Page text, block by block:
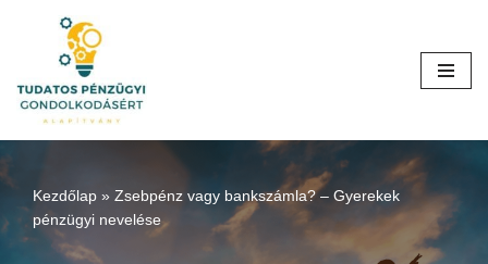
to
content
Kezdőlap » Zsebpénz vagy bankszámla? – Gyerekek
pénzügyi nevelése